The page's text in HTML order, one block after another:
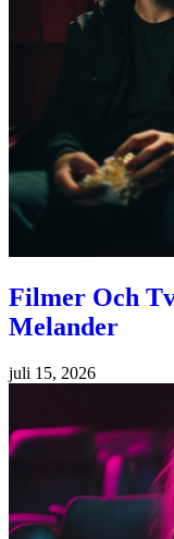
Filmer Och
Melander
juli 15, 2026